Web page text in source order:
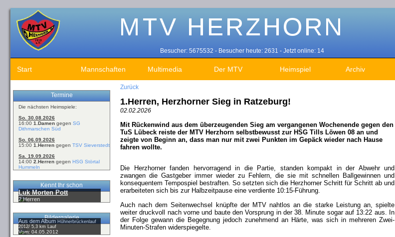
Besucher: 5675532 - Besucher heute: 2631 - Jetzt online: 14
Start Mannschaften Multimedia Der MTV Heimspiel Archiv
Termine
Die nächsten Heimspiele:
So. 30.08.2026
16:00 1.Damen gegen SG
Dithmarschen Süd
So. 06.09.2026
15:00 1.Herren gegen TSV Sieverstedt
Sa. 19.09.2026
14:00 2.Herren gegen HSG Störtal
Hummeln
Kennt Ihr schon
Luk Morten Pott
2.Herren
Bildergalerie
Aus dem AlbumHühnerbrückenlauf
2012/ 5,3 km Lauf
Vom: 04.05.2012
Zurück
1.Herren, Herzhorner Sieg in Ratzeburg!
02.02.2026
Mit Rückenwind aus dem überzeugenden Sieg am vergangenen Wochenende gegen den
TuS Lübeck reiste der MTV Herzhorn selbstbewusst zur HSG Tills Löwen 08 an und
zeigte von Beginn an, dass man nur mit zwei Punkten im Gepäck wieder nach Hause
fahren wollte.
Die Herzhorner fanden hervorragend in die Partie, standen kompakt in der Abwehr und
zwangen die Gastgeber immer wieder zu Fehlern, die sie mit schnellen Ballgewinnen und
konsequentem Tempospiel bestraften. So setzten sich die Herzhorner Schritt für Schritt ab und
erarbeiteten sich bis zur Halbzeitpause eine verdiente 10:15-Führung.
Auch nach dem Seitenwechsel knüpfte der MTV nahtlos an die starke Leistung an, spielte
weiter druckvoll nach vorne und baute den Vorsprung in der 38. Minute sogar auf 13:22 aus. In
der Folge gewann die Begegnung jedoch zunehmend an Härte, was sich in mehreren Zwei-
Minuten-Strafen widerspiegelte.